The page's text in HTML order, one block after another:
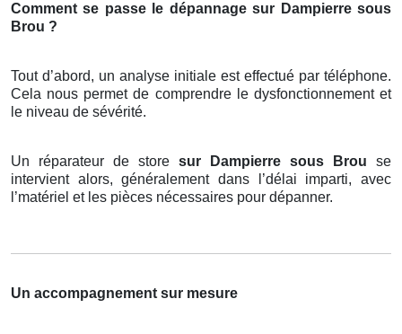
Comment se passe le dépannage sur Dampierre sous
Brou ?
Tout d’abord, un analyse initiale est effectué par téléphone.
Cela nous permet de comprendre le dysfonctionnement et
le niveau de sévérité.
Un réparateur de store sur Dampierre sous Brou se
intervient alors, généralement dans l’délai imparti, avec
l’matériel et les pièces nécessaires pour dépanner.
Un accompagnement sur mesure